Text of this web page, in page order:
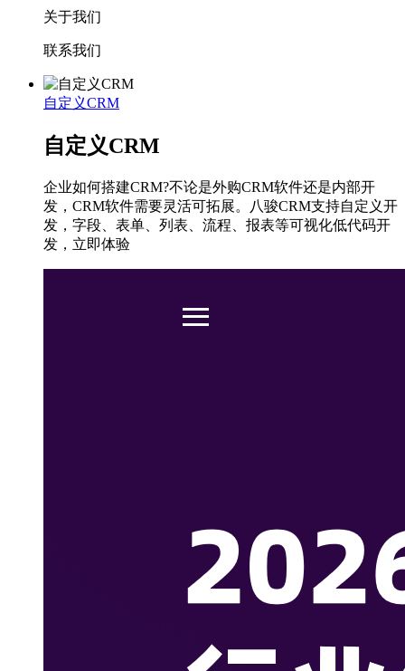
关于我们
联系我们
自定义CRM
自定义CRM
企业如何搭建CRM?不论是外购CRM软件还是内部开
发，CRM软件需要灵活可拓展。八骏CRM支持自定义开
发，字段、表单、列表、流程、报表等可视化低代码开
发，立即体验